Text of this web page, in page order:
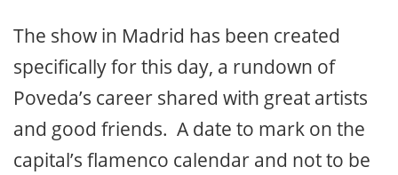
The show in Madrid has been created
specifically for this day, a rundown of
Poveda’s career shared with great artists
and good friends. A date to mark on the
capital’s flamenco calendar and not to be